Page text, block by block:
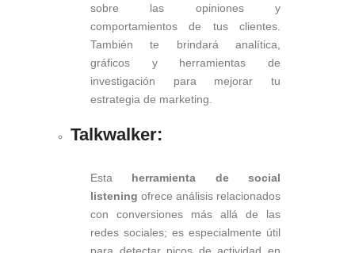
sobre las opiniones y
comportamientos de tus clientes.
También te brindará analítica,
gráficos y herramientas de
investigación para mejorar tu
estrategia de marketing.
Talkwalker:
Esta herramienta de social
listening ofrece análisis relacionados
con conversiones más allá de las
redes sociales; es especialmente útil
para detectar picos de actividad en